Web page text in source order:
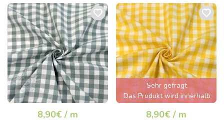
8,90€ / m
Sehr gefragt
Das Produkt wird innerhalb
von wenigen Stunden
ausverkauft sein
8,90€ / m